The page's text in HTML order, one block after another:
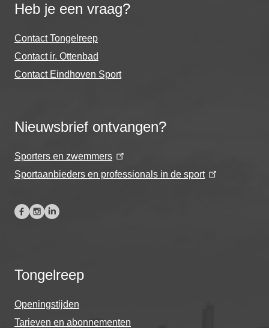
Heb je een vraag?
Contact Tongelreep
Contact ir. Ottenbad
Contact Eindhoven Sport
Nieuwsbrief ontvangen?
Sporters en zwemmers
Sportaanbieders en professionals in de sport
Tongelreep
Openingstijden
Tarieven en abonnementen